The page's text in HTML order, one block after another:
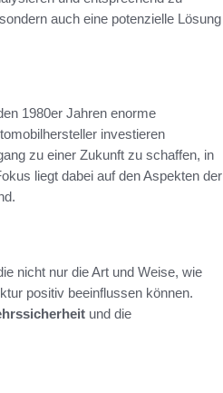
auch eine potenzielle Lösung
1980er Jahren enorme
investieren
zu einer Zukunft zu schaffen, in
liegt dabei auf den Aspekten der
nicht nur die Art und Weise, wie
positiv beeinflussen können.
und die